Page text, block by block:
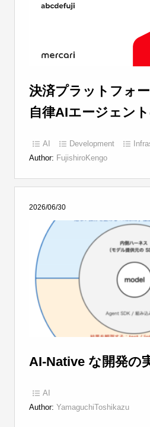
決済プラットフォ
自律AIエージェン
AI Development
Author: FujishiroKengo
2026/06/30
AI-Native な開発の
AI
Author: YamaguchiToshikazu